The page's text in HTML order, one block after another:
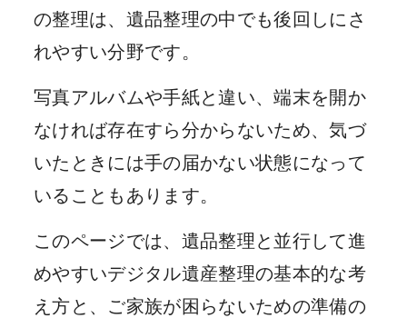
の整理は、遺品整理の中でも後回しにさ
れやすい分野です。
写真アルバムや手紙と違い、端末を開か
なければ存在すら分からないため、気づ
いたときには手の届かない状態になって
いることもあります。
このページでは、遺品整理と並行して進
めやすいデジタル遺産整理の基本的な考
え方と、ご家族が困らないための準備の